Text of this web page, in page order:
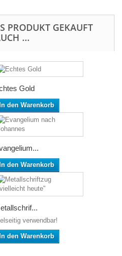
PRODUKT GEKAUFT
...
Gold
In den Warenkorb
In den Warenkorb
verwendbar!
In den Warenkorb